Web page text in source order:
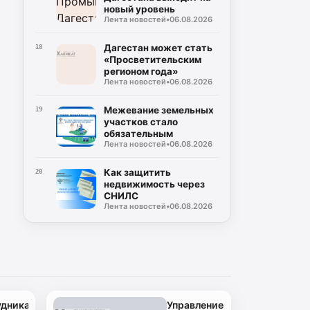
новый уровень
Лента новостей•06.08.2026
18
Дагестан может стать
«Просветительским
регионом года»
Лента новостей•06.08.2026
19
Межевание земельных
участков стало
обязательным
Лента новостей•06.08.2026
20
Как защитить
недвижимость через
СНИЛС
Лента новостей•06.08.2026
Управление